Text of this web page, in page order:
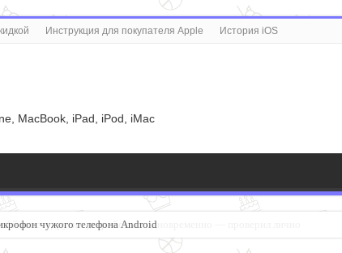
Инструкция для покупателя Apple История iOS
MacBook, iPad, iPod, iMac
чужого телефона Android